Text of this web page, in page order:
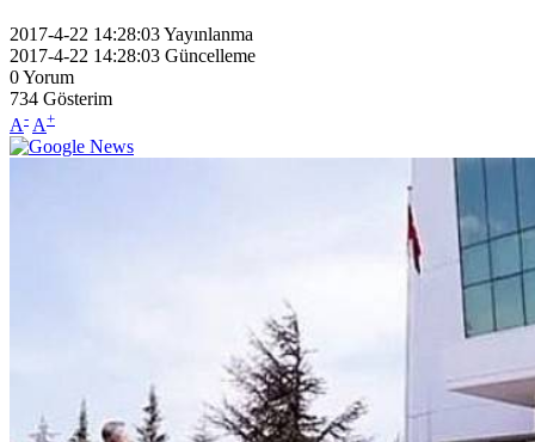
2017-4-22 14:28:03Yayınlanma
2017-4-22 14:28:03 Güncelleme
0Yorum
734 Gösterim
A- A+